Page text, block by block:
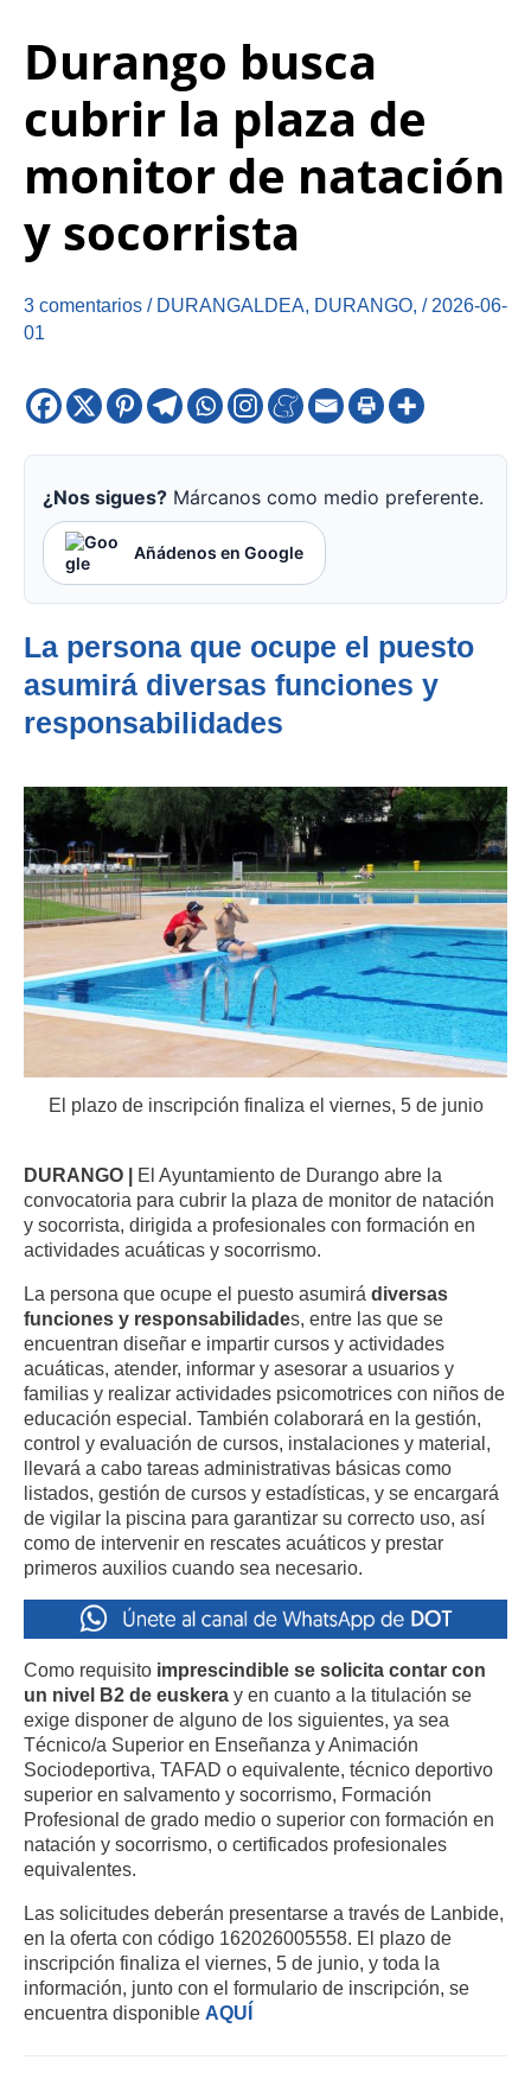
Durango busca
cubrir la plaza de
monitor de natación
y socorrista
3 comentarios / DURANGALDEA, DURANGO, / 2026-06-
01
¿Nos sigues? Márcanos como medio preferente.
Añádenos en Google
La persona que ocupe el puesto
asumirá diversas funciones y
responsabilidades
El plazo de inscripción finaliza el viernes, 5 de junio
DURANGO |
El Ayuntamiento de Durango abre la
convocatoria para cubrir la plaza de monitor de natación
y socorrista, dirigida a profesionales con formación en
actividades acuáticas y socorrismo.
La persona que ocupe el puesto asumirá diversas
funciones y responsabilidades, entre las que se
encuentran diseñar e impartir cursos y actividades
acuáticas, atender, informar y asesorar a usuarios y
familias y realizar actividades psicomotrices con niños de
educación especial. También colaborará en la gestión,
control y evaluación de cursos, instalaciones y material,
llevará a cabo tareas administrativas básicas como
listados, gestión de cursos y estadísticas, y se encargará
de vigilar la piscina para garantizar su correcto uso, así
como de intervenir en rescates acuáticos y prestar
primeros auxilios cuando sea necesario.
Como requisito imprescindible se solicita contar con
un nivel B2 de euskera y en cuanto a la titulación se
exige disponer de alguno de los siguientes, ya sea
Técnico/a Superior en Enseñanza y Animación
Sociodeportiva, TAFAD o equivalente, técnico deportivo
superior en salvamento y socorrismo, Formación
Profesional de grado medio o superior con formación en
natación y socorrismo, o certificados profesionales
equivalentes.
Las solicitudes deberán presentarse a través de Lanbide,
en la oferta con código 162026005558. El plazo de
inscripción finaliza el viernes, 5 de junio, y toda la
información, junto con el formulario de inscripción, se
encuentra disponible AQUÍ